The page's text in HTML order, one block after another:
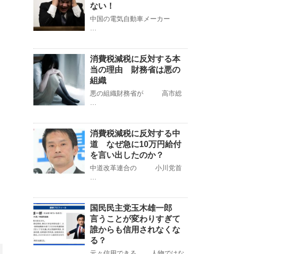
ない！
中国の電気自動車メーカー
…
消費税減税に反対する本
当の理由 財務省は悪の
組織
悪の組織財務省が 高市総
…
消費税減税に反対する中
道 なぜ急に10万円給付
を言い出したのか？
中道改革連合の 小川党首
…
国民民主党玉木雄一郎
言うことが変わりすぎて
誰からも信用されなくな
る？